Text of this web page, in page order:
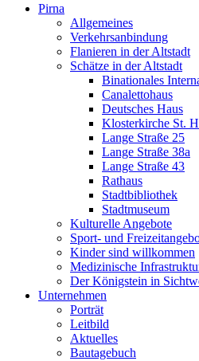
Pirna
Allgemeines
Verkehrsanbindung
Flanieren in der Altstadt
Schätze in der Altstadt
Binationales
Canalettohaus
Deutsches Haus
Klosterkirche St.
Lange Straße 25
Lange Straße 38a
Lange Straße 43
Rathaus
Stadtbibliothek
Stadtmuseum
Kulturelle Angebote
Sport- und
Kinder sind willkommen
Medizinische
Der Königstein in
Unternehmen
Porträt
Leitbild
Aktuelles
Bautagebuch